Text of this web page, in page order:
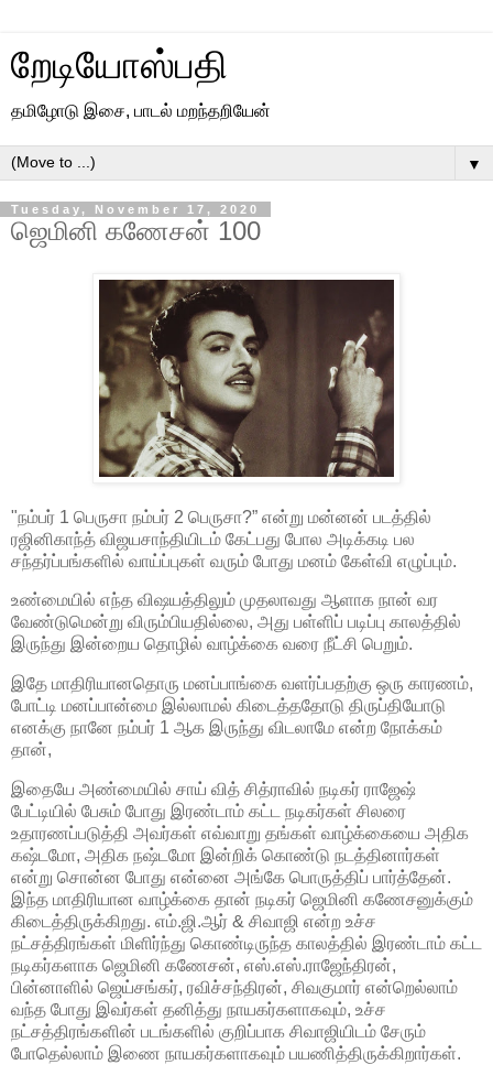
றேடியோஸ்பதி
தமிழோடு இசை, பாடல் மறந்தறியேன்
▼
Tuesday, November 17, 2020
ஜெமினி கணேசன் 100
"நம்பர் 1 பெருசா நம்பர் 2 பெருசா?” என்று மன்னன் படத்தில்
ரஜினிகாந்த் விஜயசாந்தியிடம் கேட்பது போல அடிக்கடி பல
சந்தர்ப்பங்களில் வாய்ப்புகள் வரும் போது மனம் கேள்வி எழுப்பும்.
உண்மையில் எந்த விஷயத்திலும் முதலாவது ஆளாக நான் வர
வேண்டுமென்று விரும்பியதில்லை, அது பள்ளிப் படிப்பு காலத்தில்
இருந்து இன்றைய தொழில் வாழ்க்கை வரை நீட்சி பெறும்.
இதே மாதிரியானதொரு மனப்பாங்கை வளர்ப்பதற்கு ஒரு காரணம்,
போட்டி மனப்பான்மை இல்லாமல் கிடைத்ததோடு திருப்தியோடு
எனக்கு நானே நம்பர் 1 ஆக இருந்து விடலாமே என்ற நோக்கம்
தான்,
இதையே அண்மையில் சாய் வித் சித்ராவில் நடிகர் ராஜேஷ்
பேட்டியில் பேசும் போது இரண்டாம் கட்ட நடிகர்கள் சிலரை
உதாரணப்படுத்தி அவர்கள் எவ்வாறு தங்கள் வாழ்க்கையை அதிக
கஷ்டமோ, அதிக நஷ்டமோ இன்றிக் கொண்டு நடத்தினார்கள்
என்று சொன்ன போது என்னை அங்கே பொருத்திப் பார்த்தேன்.
இந்த மாதிரியான வாழ்க்கை தான் நடிகர் ஜெமினி கணேசனுக்கும்
கிடைத்திருக்கிறது. எம்.ஜி.ஆர் & சிவாஜி என்ற உச்ச
நட்சத்திரங்கள் மிளிர்ந்து கொண்டிருந்த காலத்தில் இரண்டாம் கட்ட
நடிகர்களாக ஜெமினி கணேசன், எஸ்.எஸ்.ராஜேந்திரன்,
பின்னாளில் ஜெய்சங்கர், ரவிச்சந்திரன், சிவகுமார் என்றெல்லாம்
வந்த போது இவர்கள் தனித்து நாயகர்களாகவும், உச்ச
நட்சத்திரங்களின் படங்களில் குறிப்பாக சிவாஜியிடம் சேரும்
போதெல்லாம் இணை நாயகர்களாகவும் பயணித்திருக்கிறார்கள்.